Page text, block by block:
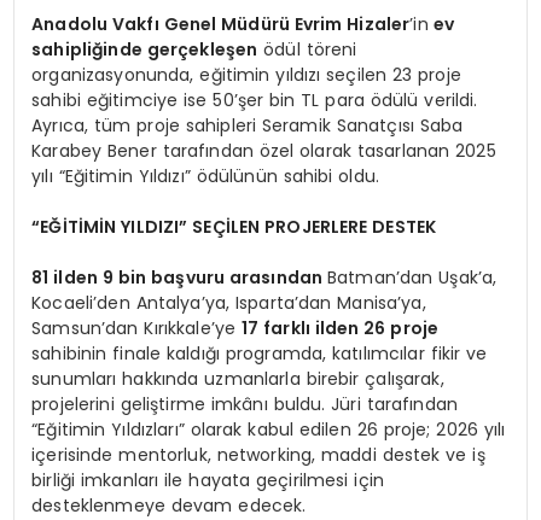
Anadolu Vakfı Genel Müdürü Evrim Hizaler’in ev
sahipliğinde gerçekleşen ödül töreni
organizasyonunda, eğitimin yıldızı seçilen 23 proje
sahibi eğitimciye ise 50’şer bin TL para ödülü verildi.
Ayrıca, tüm proje sahipleri Seramik Sanatçısı Saba
Karabey Bener tarafından özel olarak tasarlanan 2025
yılı “Eğitimin Yıldızı” ödülünün sahibi oldu.
“EĞİTİMİN YILDIZI” SEÇİLEN PROJERLERE DESTEK
81 ilden 9 bin başvuru arasındanBatman’dan Uşak’a,
Kocaeli’den Antalya’ya, Isparta’dan Manisa’ya,
Samsun’dan Kırıkkale’ye 17 farklı ilden 26 proje
sahibinin finale kaldığı programda, katılımcılar fikir ve
sunumları hakkında uzmanlarla birebir çalışarak,
projelerini geliştirme imkânı buldu. Jüri tarafından
“Eğitimin Yıldızları” olarak kabul edilen 26 proje; 2026 yılı
içerisinde mentorluk, networking, maddi destek ve iş
birliği imkanları ile hayata geçirilmesi için
desteklenmeye devam edecek.